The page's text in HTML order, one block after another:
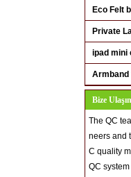
Eco Felt
Private
ipad mini
Armband
Bize Ulaşın
The QC
neers and
C quality
QC